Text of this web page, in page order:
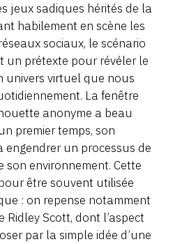
jeux sadiques hérités de la
habilement en scène les
sociaux, le scénario
un prétexte pour révéler le
univers virtuel que nous
La fenêtre
anonyme a beau
premier temps, son
engendrer un processus de
environnement. Cette
être souvent utilisée
: on repense notamment
Ridley Scott, dont l’aspect
par la simple idée d’une